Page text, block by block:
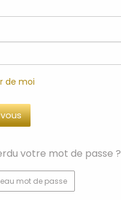
de moi
votre mot de passe ?
mot de passe